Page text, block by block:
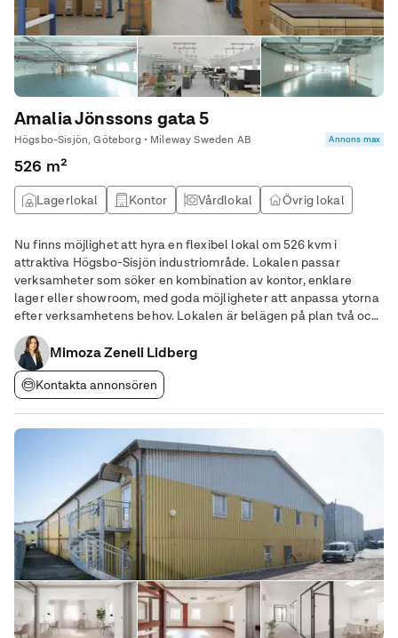
Amalia Jönssons gata 5
Högsbo-Sisjön, Göteborg • Mileway Sweden AB Annons max
526 m²
Lagerlokal Kontor Vårdlokal Övrig lokal
Nu finns möjlighet att hyra en flexibel lokal om 526 kvm i
attraktiva Högsbo-Sisjön industriområde. Lokalen passar
verksamheter som söker en kombination av kontor, enklare
lager eller showroom, med goda möjligheter att anpassa ytorna
efter verksamhetens behov. Lokalen är belägen på plan två och
nås via lasthiss med kapacitet om 1 600 kg, vilket skapar
smidiga flöden för material och
Mimoza Zeneli Lidberg
Kontakta annonsören